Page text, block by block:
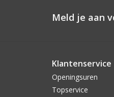
Meld je aan
Klantenservice
Openingsuren
Topservice